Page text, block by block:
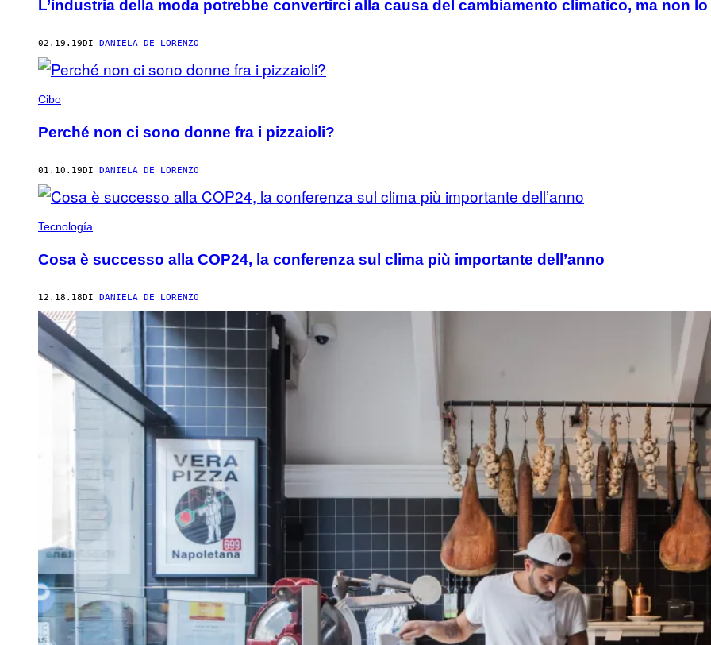
L’industria della moda potrebbe convertirci alla causa del cambiamento climatico, ma non lo
02.19.19DI DANIELA DE LORENZO
Cibo
Perché non ci sono donne fra i pizzaioli?
01.10.19DI DANIELA DE LORENZO
Tecnología
Cosa è successo alla COP24, la conferenza sul clima più importante dell’anno
12.18.18DI DANIELA DE LORENZO